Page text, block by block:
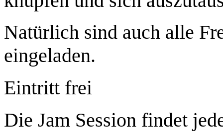
Natürlich sind auch alle
eingeladen.
Eintritt frei
Die Jam Session findet